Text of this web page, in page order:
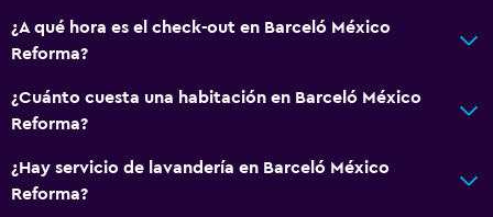
Servicios básicos
Wifi disponible en todas las instalaciones
Internet
Extinguidor
Artículos de aseo gratis
¿A qué hora es el check-out en Barceló México
Reforma?
¿Cuánto cuesta una habitación en Barceló México
Reforma?
¿Hay servicio de lavandería en Barceló México
Reforma?